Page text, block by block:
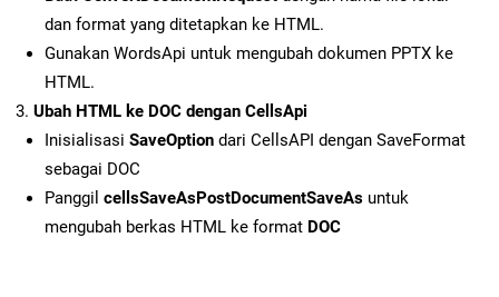
dan format yang ditetapkan ke HTML.
Gunakan WordsApi untuk mengubah dokumen PPTX ke
HTML.
Ubah HTML ke DOC dengan CellsApi
Inisialisasi SaveOption dari CellsAPI dengan SaveFormat
sebagai DOC
Panggil cellsSaveAsPostDocumentSaveAs untuk
mengubah berkas HTML ke format DOC